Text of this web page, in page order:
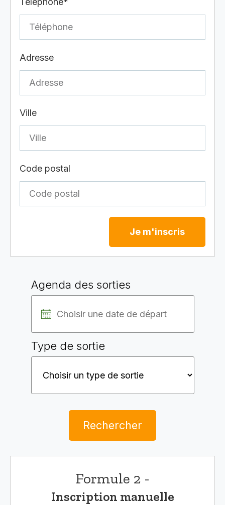
Adresse
Ville
Code postal
Je m'inscris
Agenda des sorties
Type de sortie
Rechercher
Formule 2 -
Inscription manuelle